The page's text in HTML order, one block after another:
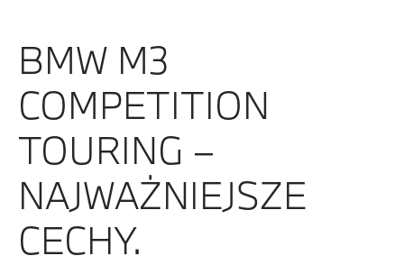
BMW M3
COMPETITION
TOURING –
NAJWAŻNIEJSZE
CECHY.